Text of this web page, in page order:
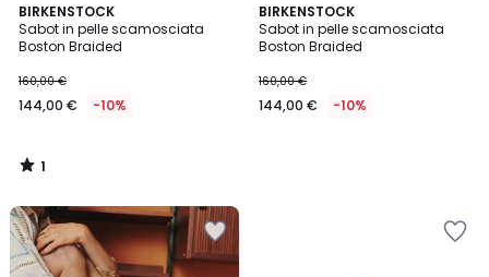
BIRKENSTOCK
Sabot in pelle scamosciata
Boston Braided
160,00 €
144,00 € -10%
1
/
5
1
/
BIRKENSTOCK
Sabot in pelle scamosciata
Boston Braided
160,00 €
144,00 € -10%